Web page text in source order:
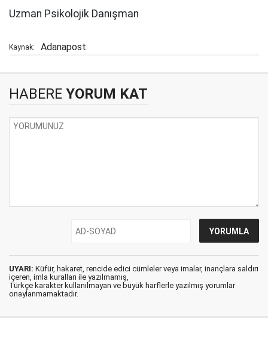
Uzman Psikolojik Danışman
Kaynak: Adanapost
HABERE YORUM KAT
UYARI: Küfür, hakaret, rencide edici cümleler veya imalar, inançlara saldırı
içeren, imla kuralları ile yazılmamış,
Türkçe karakter kullanılmayan ve büyük harflerle yazılmış yorumlar
onaylanmamaktadır.